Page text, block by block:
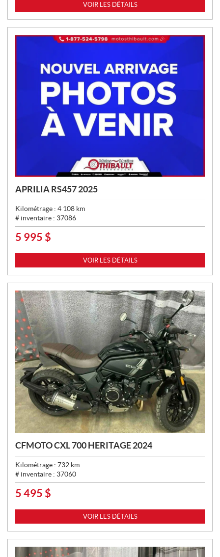
X
:
VOIR LES DÉTAILS
APRILIA RS457 2025
Kilométrage : 4 108 km
# inventaire : 37086
P
X
:
5 995 $
VOIR LES DÉTAILS
CFMOTO CXL 700 HERITAGE 2024
Kilométrage : 732 km
# inventaire : 37060
P
X
:
5 495 $
VOIR LES DÉTAILS